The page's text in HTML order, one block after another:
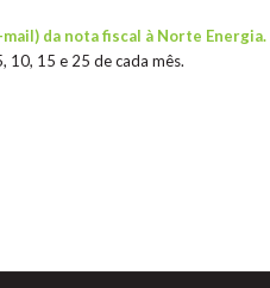
da nota fiscal à Norte Energia.
10, 15 e 25 de cada mês.